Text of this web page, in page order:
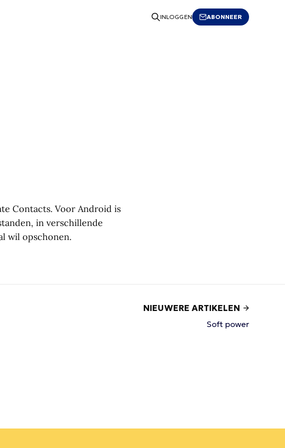
INLOGGEN ABONNEER
Contacts. Voor Android is
in verschillende
wil opschonen.
NIEUWERE ARTIKELEN
Soft power